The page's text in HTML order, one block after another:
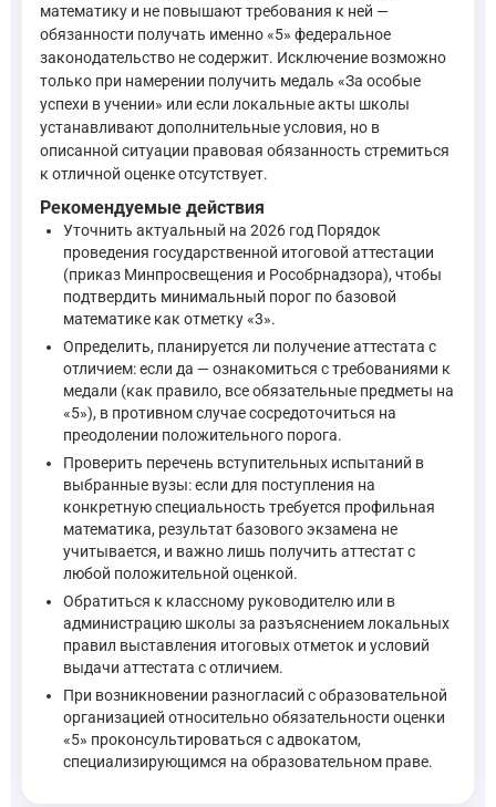
Поскольку этот приказ утратил силу, необходимо указать,
математику и не повышают требования к ней —
обязанности получать именно «5» федеральное
законодательство не содержит. Исключение возможно
только при намерении получить медаль «За особые
успехи в учении» или если локальные акты школы
устанавливают дополнительные условия, но в
описанной ситуации правовая обязанность стремиться
к отличной оценке отсутствует.
Рекомендуемые действия
Уточнить актуальный на 2026 год Порядок
проведения государственной итоговой аттестации
(приказ Минпросвещения и Рособрнадзора), чтобы
подтвердить минимальный порог по базовой
математике как отметку «3».
Определить, планируется ли получение аттестата с
отличием: если да — ознакомиться с требованиями к
медали (как правило, все обязательные предметы на
«5»), в противном случае сосредоточиться на
преодолении положительного порога.
Проверить перечень вступительных испытаний в
выбранные вузы: если для поступления на
конкретную специальность требуется профильная
математика, результат базового экзамена не
учитывается, и важно лишь получить аттестат с
любой положительной оценкой.
Обратиться к классному руководителю или в
администрацию школы за разъяснением локальных
правил выставления итоговых отметок и условий
выдачи аттестата с отличием.
При возникновении разногласий с образовательной
организацией относительно обязательности оценки
«5» проконсультироваться с адвокатом,
специализирующимся на образовательном праве.